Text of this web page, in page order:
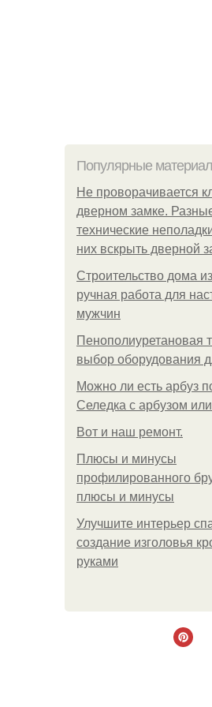
Популярные
Не проворачивается
дверном замке.
технические
них вскрыть дверной
Строительство дома
ручная работа для
мужчин
Пенополиуретановая
выбор оборудования
Можно ли есть арбуз
Селедка с арбузом
Boт и наш ремoнт.
Плюсы и минусы
профилированного
плюсы и минусы
Улучшите интерьер
создание изголовья
руками